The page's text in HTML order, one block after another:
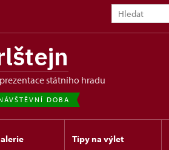
státního hradu
DOBA
Tipy na výlet